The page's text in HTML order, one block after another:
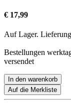
€ 17,99
Auf Lager.
Bestellungen
versendet
In den warenkorb
Auf die Merkliste